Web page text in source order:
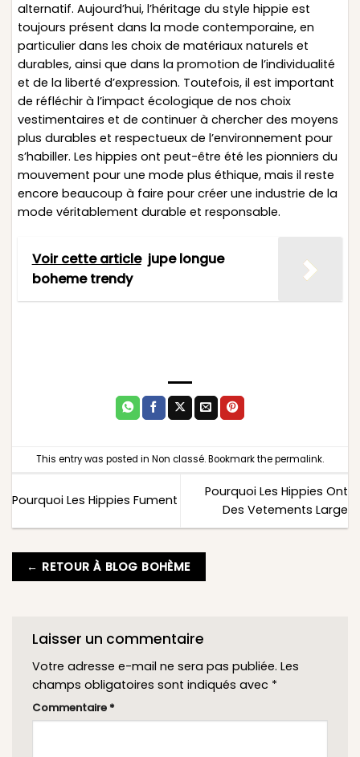
alternatif. Aujourd’hui, l’héritage du style hippie est
toujours présent dans la mode contemporaine, en
particulier dans les choix de matériaux naturels et
durables, ainsi que dans la promotion de l’individualité
et de la liberté d’expression. Toutefois, il est important
de réfléchir à l’impact écologique de nos choix
vestimentaires et de continuer à chercher des moyens
plus durables et respectueux de l’environnement pour
s’habiller. Les hippies ont peut-être été les pionniers du
mouvement pour une mode plus éthique, mais il reste
encore beaucoup à faire pour créer une industrie de la
mode véritablement durable et responsable.
Voir cette article jupe longue
boheme trendy
This entry was posted in Non classé. Bookmark thepermalink.
Pourquoi Les Hippies Fument
Pourquoi Les Hippies Ont
Des Vetements Large
← RETOUR À BLOG BOHÈME
Laisser un commentaire
Votre adresse e-mail ne sera pas publiée. Les
champs obligatoires sont indiqués avec *
Commentaire *